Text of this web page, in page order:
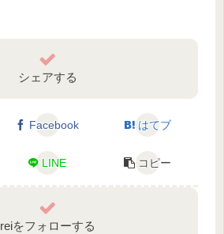
シェアする
Facebook はてブ
LINE コピー
reiをフォローする